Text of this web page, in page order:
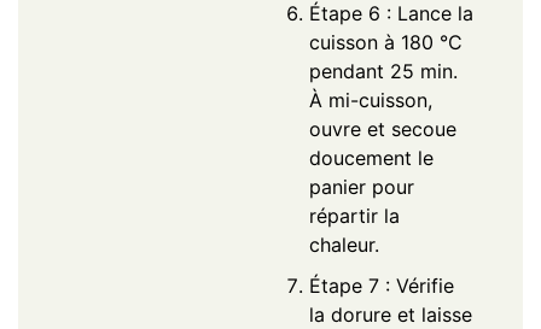
Étape 6 : Lance la
cuisson à 180 °C
pendant 25 min.
À mi-cuisson,
ouvre et secoue
doucement le
panier pour
répartir la
chaleur.
Étape 7 : Vérifie
la dorure et laisse